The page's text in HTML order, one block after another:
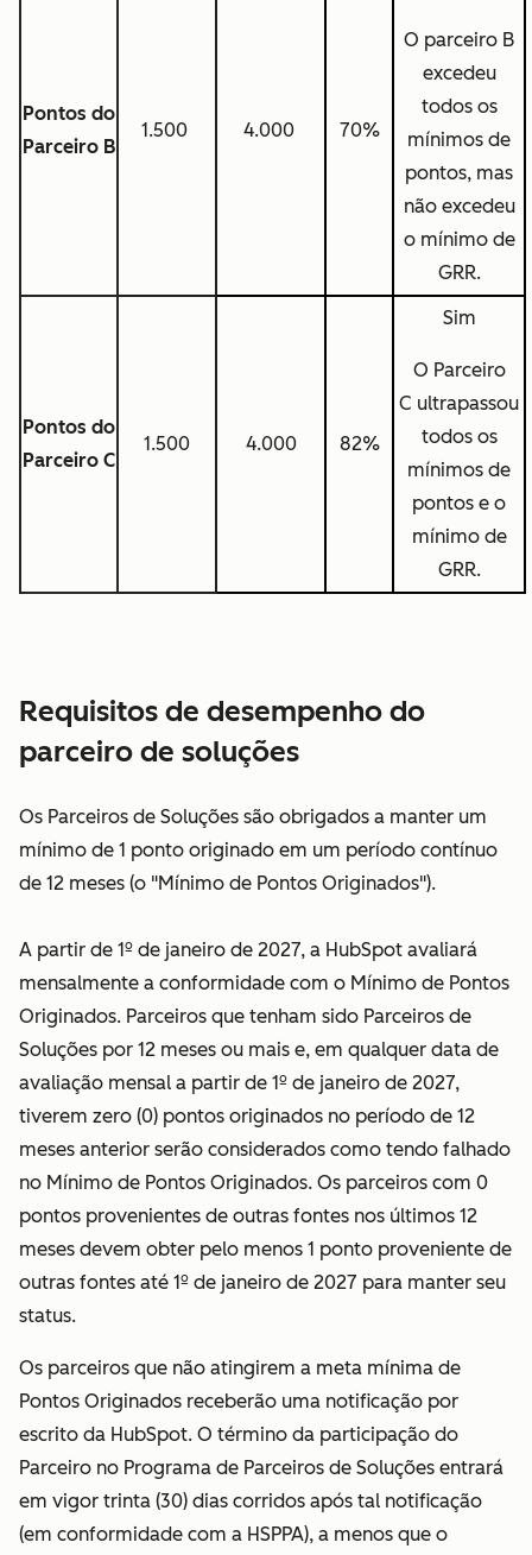
Pontos do
Parceiro B
1.500 4.000 70%
O parceiro B
excedeu
todos os
mínimos de
pontos, mas
não excedeu
o mínimo de
GRR.
Pontos do
Parceiro C
1.500 4.000 82%
Sim
O Parceiro
C ultrapassou
todos os
mínimos de
pontos e o
mínimo de
GRR.
Requisitos de desempenho do
parceiro de soluções
Os Parceiros de Soluções são obrigados a manter um
mínimo de 1 ponto originado em um período contínuo
de 12 meses (o "Mínimo de Pontos Originados").
A partir de 1º de janeiro de 2027, a HubSpot avaliará
mensalmente a conformidade com o Mínimo de Pontos
Originados. Parceiros que tenham sido Parceiros de
Soluções por 12 meses ou mais e, em qualquer data de
avaliação mensal a partir de 1º de janeiro de 2027,
tiverem zero (0) pontos originados no período de 12
meses anterior serão considerados como tendo falhado
no Mínimo de Pontos Originados. Os parceiros com 0
pontos provenientes de outras fontes nos últimos 12
meses devem obter pelo menos 1 ponto proveniente de
outras fontes até 1º de janeiro de 2027 para manter seu
status.
Os parceiros que não atingirem a meta mínima de
Pontos Originados receberão uma notificação por
escrito da HubSpot. O término da participação do
Parceiro no Programa de Parceiros de Soluções entrará
em vigor trinta (30) dias corridos após tal notificação
(em conformidade com a HSPPA), a menos que o